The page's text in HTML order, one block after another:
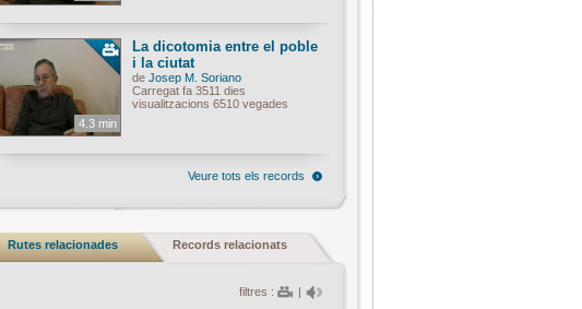
4.3 min
La dicotomia entre el poble
i la ciutat
de Josep M. Soriano
Carregat fa 3511 dies
visualitzacions 6510 vegades
Veure tots els records
Rutes relacionades Records relacionats
filtres : |